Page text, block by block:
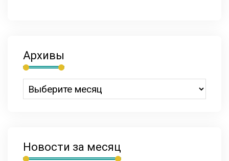
Архивы
Новости за месяц